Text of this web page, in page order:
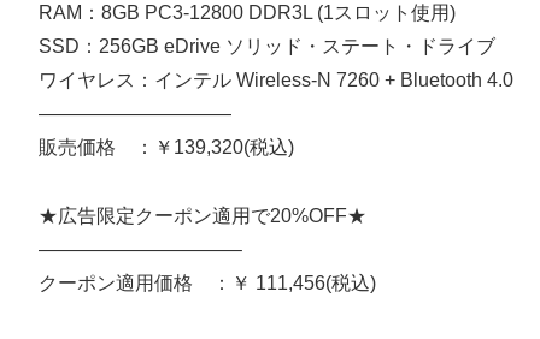
RAM：8GB PC3-12800 DDR3L (1スロット使用)
SSD：256GB eDrive ソリッド・ステート・ドライブ
ワイヤレス：インテル Wireless-N 7260 + Bluetooth 4.0
——————————
販売価格 ：￥139,320(税込)
★広告限定クーポン適用で20%OFF★
——————————–
クーポン適用価格 ：￥ 111,456(税込)